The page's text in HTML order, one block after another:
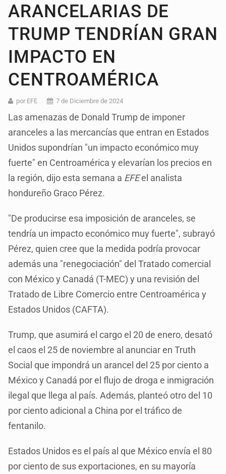
ARANCELARIAS DE
TRUMP TENDRÍAN GRAN
IMPACTO EN
CENTROAMÉRICA
por EFE 7 de Diciembre de 2024
Las amenazas de Donald Trump de imponer
aranceles a las mercancías que entran en Estados
Unidos supondrían "un impacto económico muy
fuerte" en Centroamérica y elevarían los precios en
la región, dijo esta semana a EFEel analista
hondureño Graco Pérez.
"De producirse esa imposición de aranceles, se
tendría un impacto económico muy fuerte", subrayó
Pérez, quien cree que la medida podría provocar
además una "renegociación" del Tratado comercial
con México y Canadá (T-MEC) y una revisión del
Tratado de Libre Comercio entre Centroamérica y
Estados Unidos (CAFTA).
Trump, que asumirá el cargo el 20 de enero, desató
el caos el 25 de noviembre al anunciar en Truth
Social que impondrá un arancel del 25 por ciento a
México y Canadá por el flujo de droga e inmigración
ilegal que llega al país. Además, planteó otro del 10
por ciento adicional a China por el tráfico de
fentanilo.
Estados Unidos es el país al que México envía el 80
por ciento de sus exportaciones, en su mayoría